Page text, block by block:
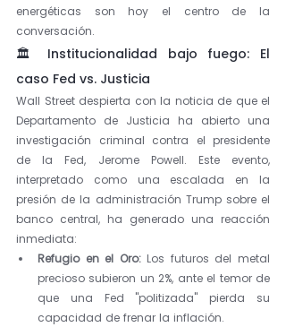
energéticas son hoy el centro de la
conversación.
🏛️ Institucionalidad bajo fuego: El
caso Fed vs. Justicia
Wall Street despierta con la noticia de que el
Departamento de Justicia ha abierto una
investigación criminal contra el presidente
de la Fed, Jerome Powell. Este evento,
interpretado como una escalada en la
presión de la administración Trump sobre el
banco central, ha generado una reacción
inmediata:
Refugio en el Oro: Los futuros del metal
precioso subieron un 2%, ante el temor de
que una Fed "politizada" pierda su
capacidad de frenar la inflación.